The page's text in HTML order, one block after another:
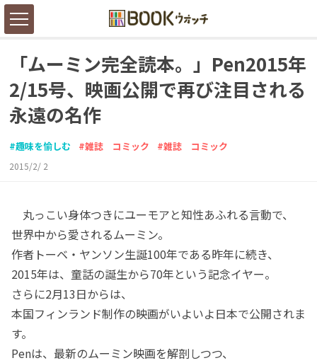
「ムーミン完全読本。」Pen2015年
2/15号、映画公開で再び注目される
永遠の名作
趣味を愉しむ 雑誌 コミック 雑誌 コミック
2015/2/ 2
丸っこい身体つきにユーモアと知性あふれる言動で、
世界中から愛されるムーミン。
作者トーベ・ヤンソン生誕100年である昨年に続き、
2015年は、童話の誕生から70年という記念イヤー。
さらに2月13日からは、
本国フィンランド制作の映画がいよいよ日本で公開されま
す。
Penは、最新のムーミン映画を解剖しつつ、